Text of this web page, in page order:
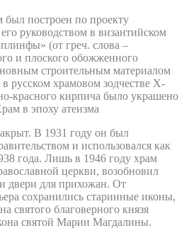
построен по проекту
руководством в византийском
(от греч. слова –
и плоского обожженного
строительным материалом
русском храмовом зодчестве X-
красного кирпича было украшено
в эпоху атеизма
В 1931 году он был
и использовался как
года. Лишь в 1946 году храм
церкви, возобновил
двери для прихожан. От
сохранились старинные иконы,
святого благоверного князя
святой Марии Магдалины.